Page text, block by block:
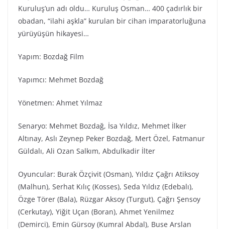
Kuruluş’un adı oldu… Kuruluş Osman… 400 çadırlık bir
obadan, “ilahi aşkla” kurulan bir cihan imparatorluğuna
yürüyüşün hikayesi…
Yapım: Bozdağ Film
Yapımcı: Mehmet Bozdağ
Yönetmen: Ahmet Yılmaz
Senaryo: Mehmet Bozdağ, İsa Yıldız, Mehmet İlker
Altınay, Aslı Zeynep Peker Bozdağ, Mert Özel, Fatmanur
Güldalı, Ali Ozan Salkım, Abdulkadir İlter
Oyuncular: Burak Özçivit (Osman), Yıldız Çağrı Atiksoy
(Malhun), Serhat Kılıç (Kosses), Seda Yıldız (Edebalı),
Özge Törer (Bala), Rüzgar Aksoy (Turgut), Çağrı Şensoy
(Cerkutay), Yiğit Uçan (Boran), Ahmet Yenilmez
(Demirci), Emin Gürsoy (Kumral Abdal), Buse Arslan